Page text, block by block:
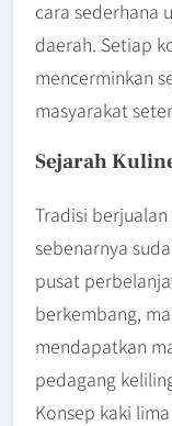
cara sederhana
daerah. Setiap
mencerminkan
masyarakat
Sejarah
Tradisi
sebenarnya
pusat
berkembang,
mendapatkan
pedagang
Konsep kaki